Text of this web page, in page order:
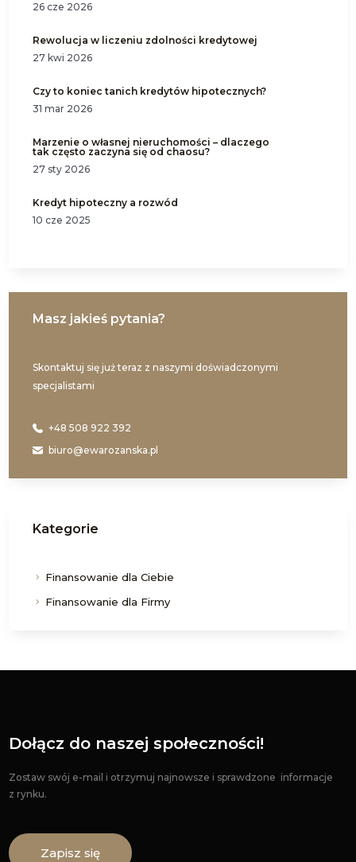
26 cze 2026
Rewolucja w liczeniu zdolności kredytowej
27 kwi 2026
Czy to koniec tanich kredytów hipotecznych?
31 mar 2026
Marzenie o własnej nieruchomości – dlaczego
tak często zaczyna się od chaosu?
27 sty 2026
Kredyt hipoteczny a rozwód
10 cze 2025
Masz jakieś pytania?
Skontaktuj się już teraz z naszymi doświadczonymi
specjalistami
+48 508 922 392
biuro@ewarozanska.pl
Kategorie
Finansowanie dla Ciebie
Finansowanie dla Firmy
Dołącz do naszej społeczności!
Zostaw swój e-mail i otrzymuj najnowsze i sprawdzone informacje
z rynku.
Zapisz się